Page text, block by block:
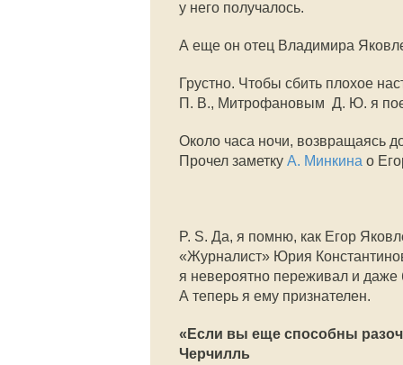
у него получалось.
А еще он отец Владимира
Грустно. Чтобы сбить плохое
П. В., Митрофановым Д. Ю. я
Около часа ночи, возвращаясь
Прочел заметку А. Минкина о
P. S. Да, я помню, как Егор
«Журналист» Юрия
я невероятно переживал и
А теперь я ему признателен.
«Если вы еще способны
Черчилль